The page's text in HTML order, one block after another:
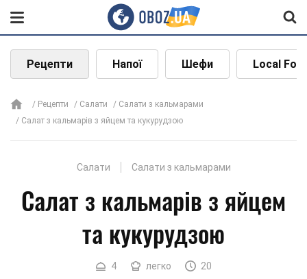
Рецепти Напої Шефи Local
Рецепти Салати
Салати з кальмарами
Салат з кальмарів з яйцем та кукурудзою
Салати Салати з кальмарами
Салат з кальмарів з яйцем
та кукурудзою
4 легко
20